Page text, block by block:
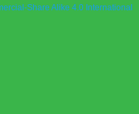
Share Alike 4.0 International